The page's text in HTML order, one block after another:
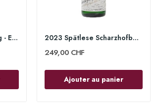
2023 Scharzhof Riesling - Egon Müller 2023 Spätlese Scharzhofberger 75cl - Egon Müller
249,00 CHF
Ajouter au panier